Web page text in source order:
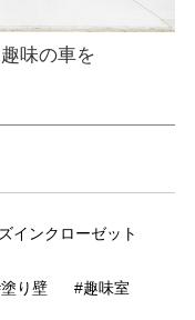
味の車を
インクローゼット
り壁 #趣味室